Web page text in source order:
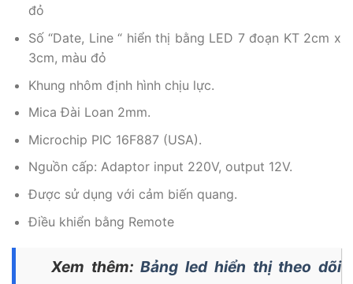
đỏ
Số “Date, Line “ hiển thị bằng LED 7 đoạn KT 2cm x
3cm, màu đỏ
Khung nhôm định hình chịu lực.
Mica Đài Loan 2mm.
Microchip PIC 16F887 (USA).
Nguồn cấp: Adaptor input 220V, output 12V.
Được sử dụng với cảm biến quang.
Điều khiển bằng Remote
Xem thêm:Bảng led hiển thị theo dõi